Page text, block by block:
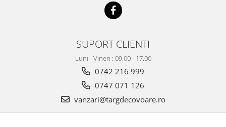
SUPORT CLIENTI
Luni - Vineri : 09.00 - 17.00
0742 216 999
0747 071 126
vanzari@targdecovoare.ro